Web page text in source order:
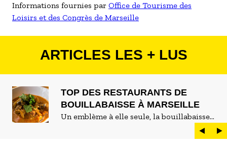
Informations fournies par Office de Tourisme des
Loisirs et des Congrès de Marseille
ARTICLES LES + LUS
TOP DES RESTAURANTS DE
BOUILLABAISSE À MARSEILLE
Un emblème à elle seule, la bouillabaisse
est LE plat marseillais par excellence. On
peut d'ailleurs vite être submergé·e par la